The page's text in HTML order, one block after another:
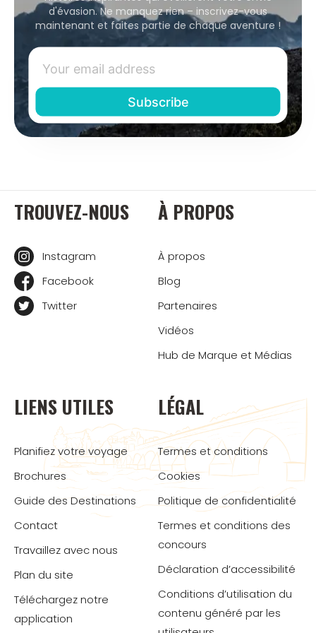
d'évasion. Ne manquez rien – inscrivez-vous
maintenant et faites partie de chaque aventure !
TROUVEZ-NOUS
Instagram
Facebook
Twitter
À PROPOS
À propos
Blog
Partenaires
Vidéos
Hub de Marque et Médias
LIENS UTILES
Planifiez votre voyage
Brochures
Guide des Destinations
Contact
Travaillez avec nous
Plan du site
Téléchargez notre
application
LÉGAL
Termes et conditions
Cookies
Politique de confidentialité
Termes et conditions des
concours
Déclaration d’accessibilité
Conditions d’utilisation du
contenu généré par les